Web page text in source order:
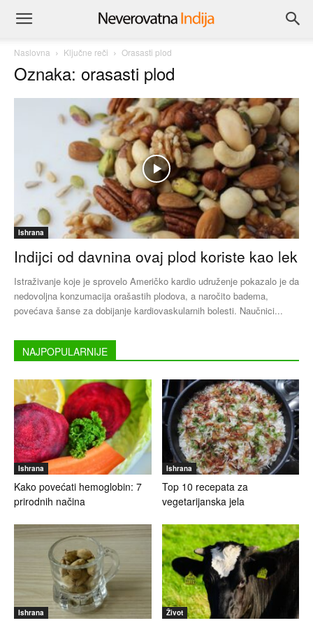
Naslovna Ključne reči Orasasti plod
Oznaka: orasasti plod
Ishrana
Indijci od davnina ovaj plod koriste kao lek
Istraživanje koje je sprovelo Američko kardio udruženje pokazalo je da
nedovoljna konzumacija orašastih plodova, a naročito badema,
povećava šanse za dobijanje kardiovaskularnih bolesti. Naučnici...
NAJPOPULARNIJE
Ishrana
Kako povećati hemoglobin: 7
prirodnih načina
Ishrana
Top 10 recepata za
vegetarijanska jela
Ishrana Život